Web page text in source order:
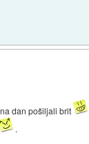
dan pošiljali brit
.